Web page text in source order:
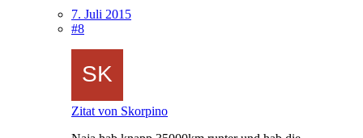
7. Juli 2015
#8
Zitat von Skorpino